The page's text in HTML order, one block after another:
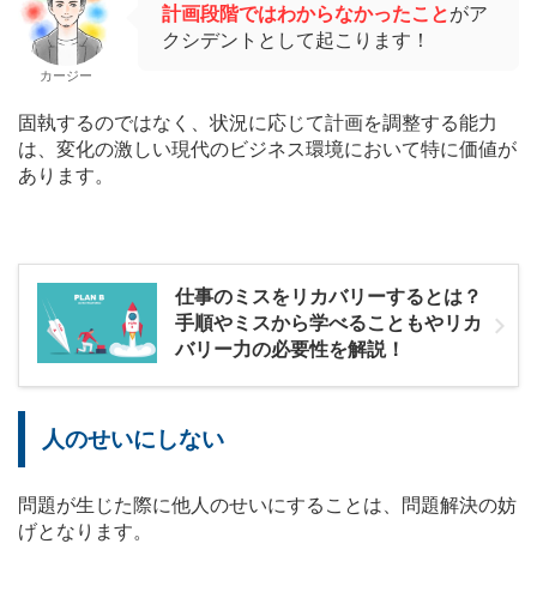
カージー
計画段階ではわからなかったことがア
クシデントとして起こります！
固執するのではなく、状況に応じて計画を調整する能力
は、変化の激しい現代のビジネス環境において特に価値が
あります。
仕事のミスをリカバリーするとは？
手順やミスから学べることもやリカ
バリー力の必要性を解説！
人のせいにしない
問題が生じた際に他人のせいにすることは、問題解決の妨
げとなります。